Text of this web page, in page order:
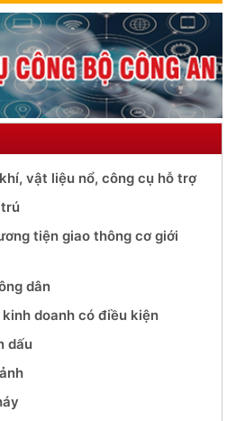
vật liệu nổ, công cụ hỗ trợ
tiện giao thông cơ giới
dân
doanh có điều kiện
dấu